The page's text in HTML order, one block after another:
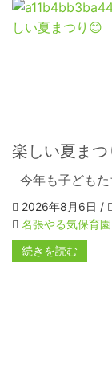
楽しい夏ま
今年も子ども
2026年8月6日 /
名張やる気保育園
続きを読む